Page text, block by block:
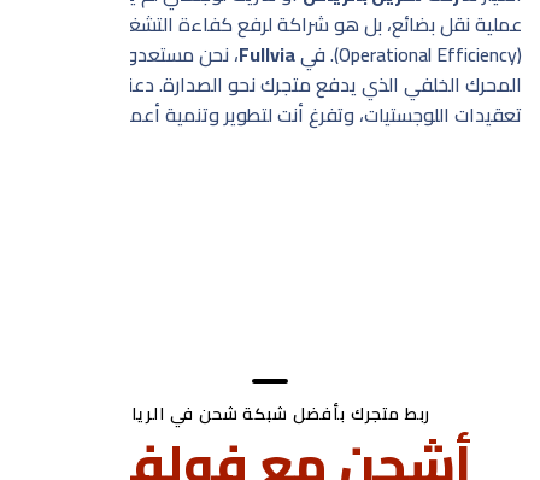
عملية نقل بضائع، بل هو شراكة لرفع كفاءة التشغيل
(Operational Efficiency). في
Fullvia، نحن مستعدون لنكون
المحرك الخلفي الذي يدفع متجرك نحو الصدارة. دعنا نتولى
تعقيدات اللوجستيات، وتفرغ أنت لتطوير وتنمية أعمال
ربط متجرك بأفضل شبكة شحن في الرياض
ربط متجرك بأفضل شبكة تخزين في الرياض
خزن منتجاتك مع